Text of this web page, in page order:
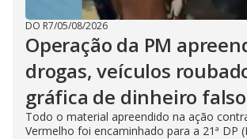
DO R7/05/08/2026
Operação da PM
drogas, veículos
gráfica de dinheiro
Todo o material apreendido na ação
Vermelho foi encaminhado para a 21ª DP